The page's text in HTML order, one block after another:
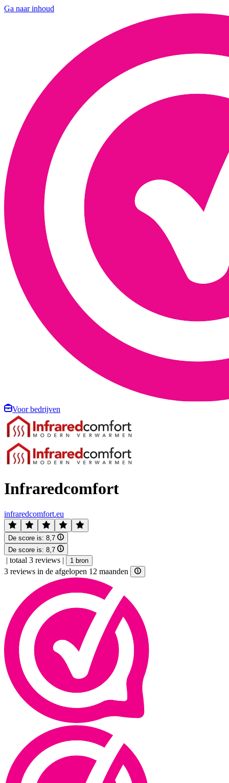
Ga naar inhoud
Voor bedrijven
Infraredcomfort
infraredcomfort.eu
De score is: 8,7
De score is: 8,7
| totaal 3 reviews | 1 bron
3 reviews in de afgelopen 12 maanden